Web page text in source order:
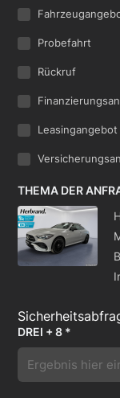
Probefahrt
Rückruf
Leasingangebot
THEMA DER
DREI + 8 *